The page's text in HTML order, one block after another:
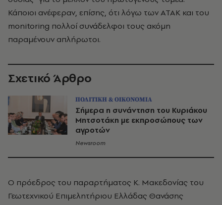
Κάποιοι ανέφεραν, επίσης, ότι λόγω των ΑΤΑΚ και του
monitoring πολλοί συνάδελφοι τους ακόμη
παραμένουν απλήρωτοι.
Σχετικό Άρθρο
ΠΟΛΙΤΙΚΗ & ΟΙΚΟΝΟΜΙΑ
Σήμερα η συνάντηση του Κυριάκου
Μητσοτάκη με εκπροσώπους των
αγροτών
Newsroom
Ο πρόεδρος του παραρτήματος Κ. Μακεδονίας του
Γεωτεχνικού Επιμελητήριου Ελλάδας Θανάσης